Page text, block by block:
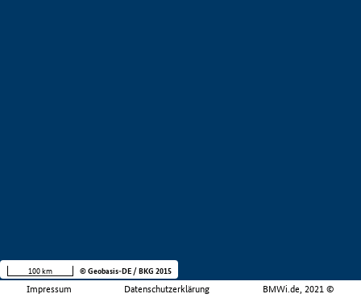
Impressum Datenschutzerklärung BMWi.de, 2021 ©
100 km © Geobasis-DE / BKG 2015